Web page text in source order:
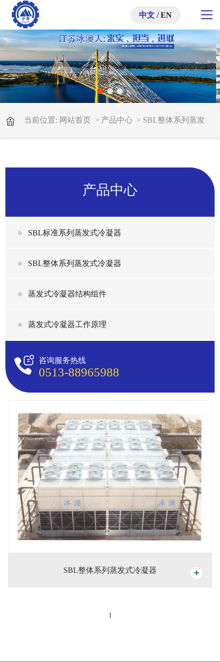
中文 /EN
当前位置: 网站首页 > 产品中心 > SBL整体系列蒸发
产品中心
SBL标准系列蒸发式冷凝器
SBL整体系列蒸发式冷凝器
蒸发式冷凝器结构组件
蒸发式冷凝器工作原理
咨询服务热线
0513-88965988
SBL整体系列蒸发式冷凝器
1